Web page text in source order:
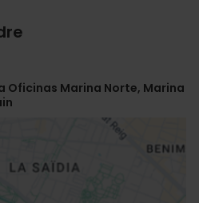
Oficinas Marina Norte, Marina